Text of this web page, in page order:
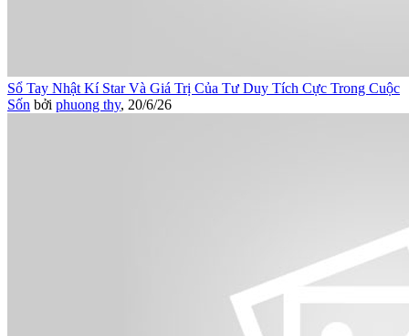
Sổ Tay Nhật Kí Star Và Giá Trị Của Tư Duy Tích Cực Trong Cuộc
Sốn bởi phuong thy, 20/6/26